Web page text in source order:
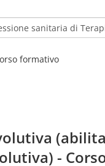
formativo
-